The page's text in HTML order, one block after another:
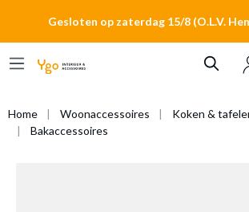
Gesloten op zaterdag 15/8 (O.L.V.
Home Woonaccessoires
Koken &
Bakaccessoires